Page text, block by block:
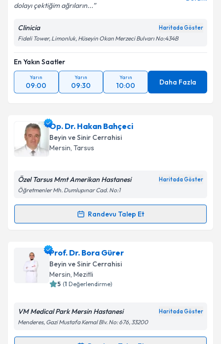
Kişisel verilerimin işlenmesine ilişkin
kapsamda işlenmesini kabul ediyorum.
dolayı çektiğim ağrıların...
Clinicia Haritada Göster
Fideli Tower, Limonluk, Hüseyin Okan Merzeci Bulvarı No:434B
En Yakın Saatler
Yarın
09:00
Yarın
09:30
Yarın
10:00 Daha Fazla
Op. Dr. Hakan Bahçeci
Beyin ve Sinir Cerrahisi
Mersin, Tarsus
Özel Tarsus Mmt Amerikan Hastanesi Haritada Göster
Öğretmenler Mh. Dumlupınar Cad. No:1
Randevu Talep Et
Randevu Takvimi Talebi
Op. Dr. Hakan Bahçeciiçin randevu takvimi talebi
oluşturun. Size bu uzmandan randevu almanız için bir
takvim hazırlandığında e-posta ile bilgilendireceğiz.
Kişisel verilerimin işlenmesine ilişkinAydınlatma
Prof. Dr. Bora Gürer
Beyin ve Sinir Cerrahisi
Mersin, Mezitli
5 (1 Değerlendirme)
VM Medical Park Mersin Hastanesi Haritada Göster
Menderes, Gazi Mustafa Kemal Blv. No: 676, 33200